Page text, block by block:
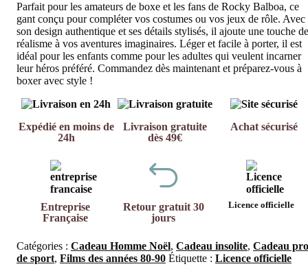
Parfait pour les amateurs de boxe et les fans de Rocky Balboa, ce
gant conçu pour compléter vos costumes ou vos jeux de rôle. Avec
son design authentique et ses détails stylisés, il ajoute une touche de
réalisme à vos aventures imaginaires. Léger et facile à porter, il est
idéal pour les enfants comme pour les adultes qui veulent incarner
leur héros préféré. Commandez dès maintenant et préparez-vous à
boxer avec style !
Expédié en moins de
24h
Livraison gratuite
dès 49€
Achat sécurisé
Entreprise
Française
Retour gratuit 30
jours
Licence officielle
Catégories : Cadeau Homme Noël, Cadeau insolite, Cadeau
de sport, Films des années 80-90 Étiquette : Licence officielle